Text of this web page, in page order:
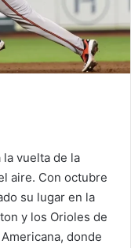
la vuelta de la
aire. Con octubre
su lugar en la
y los Orioles de
donde